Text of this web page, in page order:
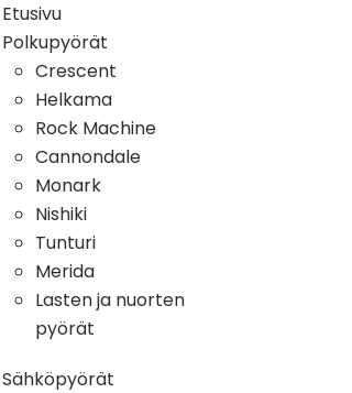
Etusivu
Polkupyörät
Crescent
Helkama
Rock Machine
Cannondale
Monark
Nishiki
Tunturi
Merida
Lasten ja nuorten
pyörät
Sähköpyörät